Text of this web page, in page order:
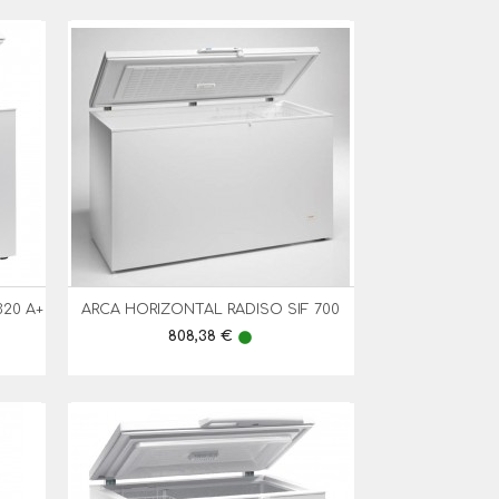
A+
ARCA HORIZONTAL RADISO SIF 700
Preço
808,38 € lens
Vista Rápida